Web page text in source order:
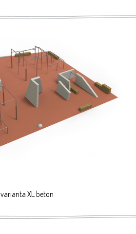
varianta XL beton